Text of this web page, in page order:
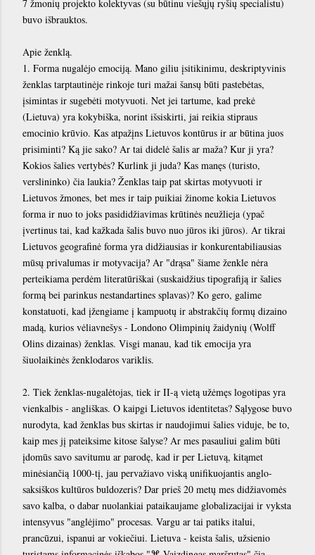
7 žmonių projekto kolektyvas (su būtinu viešųjų ryšių specialistu)
buvo išbrauktos.
Apie ženklą.
1. Forma nugalėjo emociją. Mano giliu įsitikinimu, deskriptyvinis
ženklas tarptautinėje rinkoje turi mažai šansų būti pastebėtas,
įsimintas ir sugebėti motyvuoti. Net jei tartume, kad prekė
(Lietuva) yra kokybiška, norint išsiskirti, jai reikia stipraus
emocinio krūvio. Kas atpažįns Lietuvos kontūrus ir ar būtina juos
prisiminti? Ką jie sako? Ar tai didelė šalis ar maža? Kur ji yra?
Kokios šalies vertybės? Kurlink ji juda? Kas manęs (turisto,
verslininko) čia laukia? Ženklas taip pat skirtas motyvuoti ir
Lietuvos žmones, bet mes ir taip puikiai žinome kokia Lietuvos
forma ir nuo to joks pasididžiavimas krūtinės neužlieja (ypač
įvertinus tai, kad kažkada šalis buvo nuo jūros iki jūros). Ar tikrai
Lietuvos geografinė forma yra didžiausias ir konkurentabiliausias
mūsų privalumas ir motyvacija? Ar "drąsa" šiame ženkle nėra
perteikiama perdėm literatūriškai (suskaidžius tipografiją ir šalies
formą bei parinkus nestandartines splavas)? Ko gero, galime
konstatuoti, kad įžengiame į kampuotų ir abstrakčių formų dizaino
madą, kurios vėliavnešys - Londono Olimpinių žaidynių (Wolff
Olins dizainas) ženklas. Visgi manau, kad tik emocija yra
šiuolaikinės ženklodaros variklis.
2. Tiek ženklas-nugalėtojas, tiek ir II-ą vietą užėmęs logotipas yra
vienkalbis - angliškas. O kaipgi Lietuvos identitetas? Sąlygose buvo
nurodyta, kad ženklas bus skirtas ir naudojimui šalies viduje, be to,
kaip mes jį pateiksime kitose šalyse? Ar mes pasauliui galim būti
įdomūs savo savitumu ar parodę, kad ir per Lietuvą, kitąmet
minėsiančią 1000-tį, jau pervažiavo viską unifikuojantis anglo-
saksiškos kultūros buldozeris? Dar prieš 20 metų mes didžiavomės
savo kalba, o dabar nuolankiai pataikaujame globalizacijai ir vyksta
intensyvus "anglėjimo" procesas. Vargu ar tai patiks italui,
prancūzui, ispanui ar vokiečiui. Lietuva - keista šalis, užsienio